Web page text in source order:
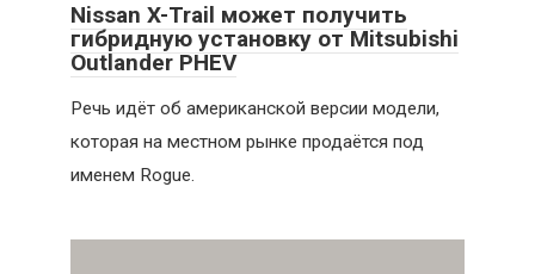
Nissan X-Trail может получить
гибридную установку от Mitsubishi
Outlander PHEV
Речь идёт об американской версии модели,
которая на местном рынке продаётся под
именем Rogue.